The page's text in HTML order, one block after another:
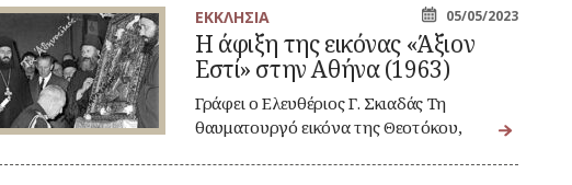
ΕΚΚΛΗΣΙΑ 05/05/2023
Η άφιξη της εικόνας «Άξιον
Εστί» στην Αθήνα (1963)
Γράφει ο Ελευθέριος Γ. Σκιαδάς Τη
θαυματουργό εικόνα της Θεοτόκου,